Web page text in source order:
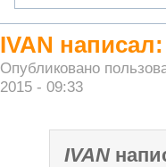
IVAN
Опубликовано
2015 - 09:33
IVAN